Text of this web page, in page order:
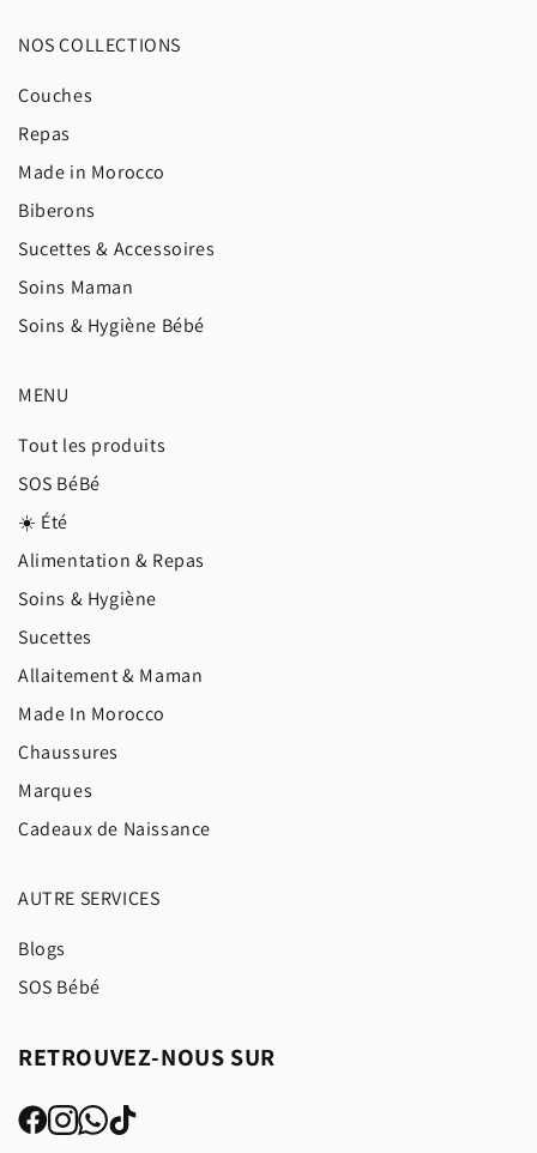
NOS COLLECTIONS
Couches
Repas
Made in Morocco
Biberons
Sucettes & Accessoires
Soins Maman
Soins & Hygiène Bébé
MENU
Tout les produits
SOS BéBé
☀️ Été
Alimentation & Repas
Soins & Hygiène
Sucettes
Allaitement & Maman
Made In Morocco
Chaussures
Marques
Cadeaux de Naissance
AUTRE SERVICES
Blogs
SOS Bébé
RETROUVEZ-NOUS SUR